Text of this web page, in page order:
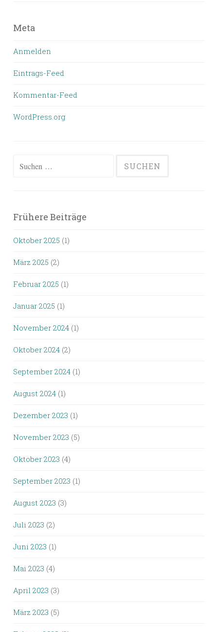
Meta
Anmelden
Eintrags-Feed
Kommentar-Feed
WordPress.org
Suchen
Frühere Beiträge
Oktober 2025 (1)
März 2025 (2)
Februar 2025 (1)
Januar 2025 (1)
November 2024 (1)
Oktober 2024 (2)
September 2024 (1)
August 2024 (1)
Dezember 2023 (1)
November 2023 (5)
Oktober 2023 (4)
September 2023 (1)
August 2023 (3)
Juli 2023 (2)
Juni 2023 (1)
Mai 2023 (4)
April 2023 (3)
März 2023 (5)